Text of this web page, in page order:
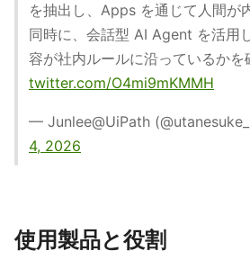
を抽出し、Apps を通じて人間が
同時に、会話型 AI Agent を活用
容が社内ルールに沿っているかを
twitter.com/O4mi9mKMMH
— Junlee@UiPath
4, 2026
使用製品と役割